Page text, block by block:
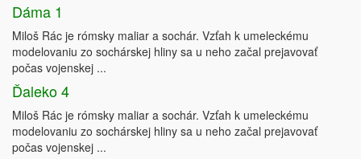
Dáma 1
Miloš Rác je rómsky maliar a sochár. Vzťah k umeleckému
modelovaniu zo sochárskej hliny sa u neho začal prejavovať
počas vojenskej ...
Ďaleko 4
Miloš Rác je rómsky maliar a sochár. Vzťah k umeleckému
modelovaniu zo sochárskej hliny sa u neho začal prejavovať
počas vojenskej ...